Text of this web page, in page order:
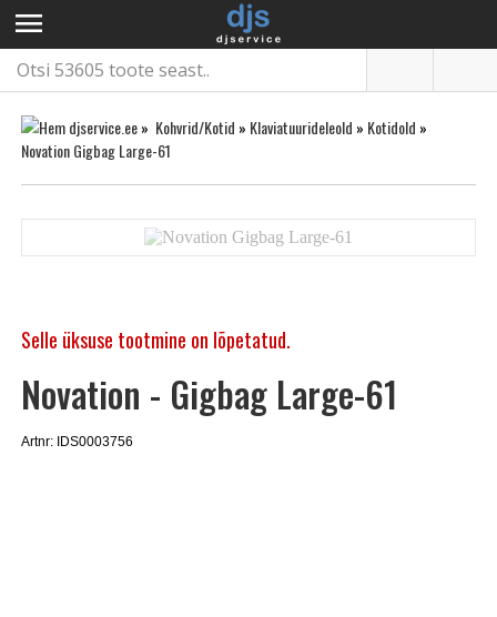
menu
» Kohvrid/Kotid » Klaviatuurideleold » Kotidold »
Novation Gigbag Large-61
Selle üksuse tootmine on lõpetatud.
Novation - Gigbag Large-61
Artnr: IDS0003756